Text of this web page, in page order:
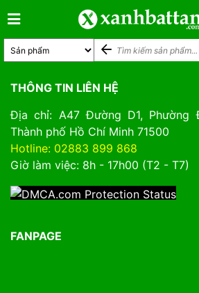
THÔNG TIN LIÊN HỆ
Địa chỉ: A47 Đường D1, Phường
Thành phố Hồ Chí Minh 71500
Hotline: 02883 899 868
Giờ làm việc: 8h - 17h00 (T2 - T7)
FANPAGE